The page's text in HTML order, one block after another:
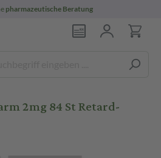
pharmazeutische Beratung
2mg 84 St Retard-